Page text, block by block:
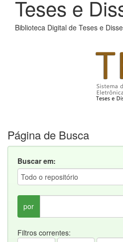
Teses e
Biblioteca Digital de Teses e
Página de Busca
Buscar em:
por
Filtros correntes: